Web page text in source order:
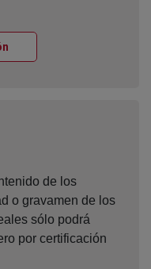
de los
o gravamen de los
sólo podrá
por certificación